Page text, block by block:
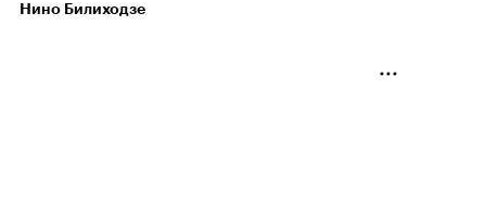
Нино Билиходзе